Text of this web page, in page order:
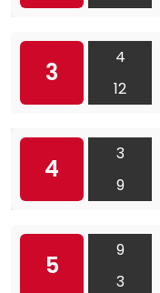
3
4
12
4
3
9
5
9
3